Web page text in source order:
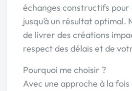
échanges constructifs
jusqu’à un résultat optimal.
de livrer des créations
respect des délais et de
Pourquoi me choisir ?
Avec une approche à la